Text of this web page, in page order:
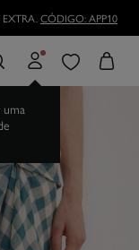
CÓDIGO: APP10
uma